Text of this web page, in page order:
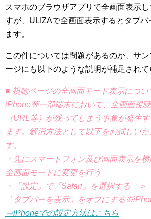
スマホのブラウザアプリで全画面表示
すが、ULIZAで全画面表示するとタブバ
ます。
この件については問題があるのか、サ
ージにも以下のような説明が補足されて
■ 視聴ページの全画面モード表示につい
iPhone等一部端末において、全画面視
（URL等）が残ってしまう事象が発生
ます。解消方法として以下をお試しい
す。
・先にスマートフォン及び画面表示を横
全画面モードに変更を行う
・「設定」で「Safari」を選択する
「タブバーを表示」をオフにする
⇒iPhoneでの設定方法はこちら